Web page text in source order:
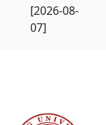
[2026-08-
07]